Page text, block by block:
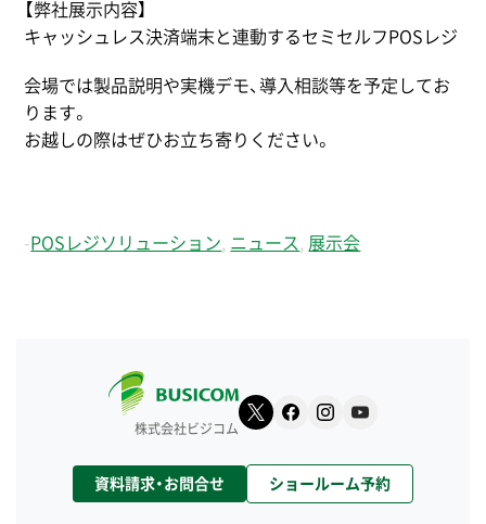
【弊社展示内容】
キャッシュレス決済端末と連動するセミセルフPOSレジ
会場では製品説明や実機デモ、導入相談等を予定してお
ります。
お越しの際はぜひお立ち寄りください。
- POSレジソリューション ニュース 展示会
株式会社ビジコム
資料請求・お問合せ ショールーム予約